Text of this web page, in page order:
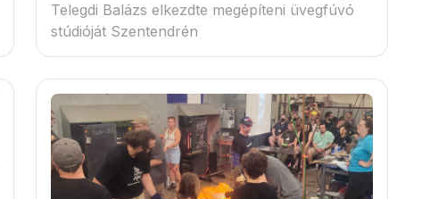
Telegdi Balázs elkezdte megépíteni üvegfúvó
stúdióját Szentendrén